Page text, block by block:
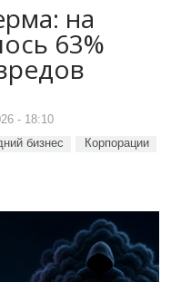
на
63%
- 18:10
бизнес
Корпорации